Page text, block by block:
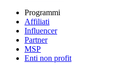
Programmi
Affiliati
Influencer
Partner
MSP
Enti non profit